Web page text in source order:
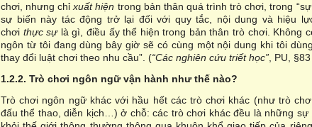
chơi, nhưng chỉxuất hiện trong bản thân quá trình trò chơi, trong
sự biến này tác động trở lại đối với quy tắc, nội dung và hiệu
chơi thực sựlà gì, điều ấy thể hiện trong bản thân trò chơi. Không
ngôn từ tôi đang dùng bây giờ sẽ có cùng một nội dung khi tôi
thay đổi luật chơi theo nhu cầu”. (“Các nghiên cứu triết học” , PU,
1.2.2. Trò chơi ngôn ngữ vận hành như thế nào?
Trò chơi ngôn ngữ khác với hầu hết các trò chơi khác (như trò
đấu thể thao, diễn kịch…) ở chỗ: các trò chơi khác đều là những sự